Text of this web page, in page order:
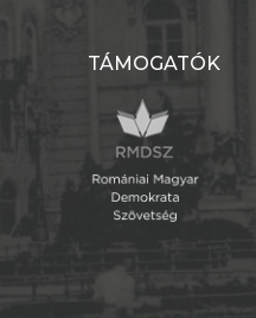
TÁMOGATÓK